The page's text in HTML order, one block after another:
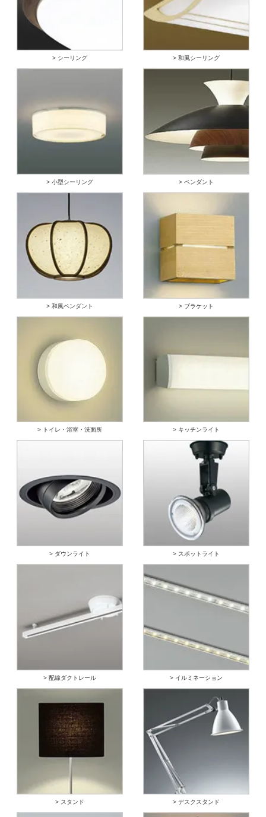
> シーリング > 和風シーリング
> 小型シーリング > ペンダント
> 和風ペンダント > ブラケット
> トイレ・浴室・洗面所 > キッチンライト
> ダウンライト > スポットライト
> 配線ダクトレール > イルミネーション
> スタンド > デスクスタンド